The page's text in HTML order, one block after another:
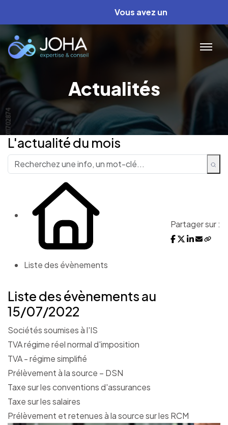
Vous avez un projet ? Nous
Actualités
L'actualité du mois
Liste des évènements
Partager sur :
Liste des évènements au
15/07/2022
Sociétés soumises à l'IS
TVA régime réel normal d'imposition
TVA - régime simplifié
Prélèvement à la source – DSN
Taxe sur les conventions d'assurances
Taxe sur les salaires
Prélèvement et retenues à la source sur les RCM